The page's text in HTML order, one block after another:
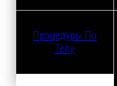
Процедуры По
Телу